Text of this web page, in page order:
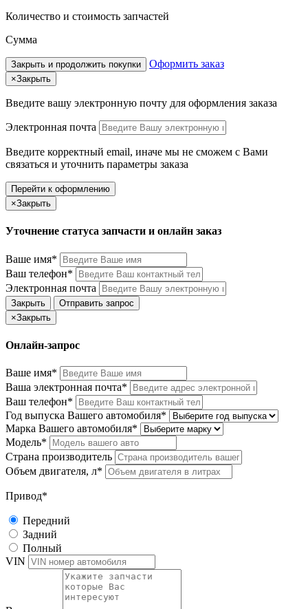
Количество и стоимость запчастей
Сумма
Закрыть и продолжить покупки Оформить заказ
×Закрыть
Введите вашу электронную почту для оформления заказа
Электронная почта
Введите корректный email, иначе мы не сможем с Вами
связаться и уточнить параметры заказа
Перейти к оформлению
×Закрыть
Уточнение статуса запчасти и онлайн заказ
Ваше имя*
Ваш телефон*
Электронная почта
Закрыть
Отправить запрос
×Закрыть
Онлайн-запрос
Ваше имя*
Ваша электронная почта*
Ваш телефон*
Год выпуска Вашего автомобиля*
Марка Вашего автомобиля*
Модель*
Страна производитель
Объем двигателя, л*
Привод*
Передний
Задний
Полный
VIN